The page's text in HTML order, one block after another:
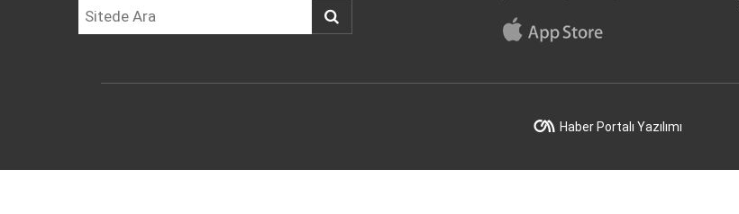
Haber Portalı Yazılımı